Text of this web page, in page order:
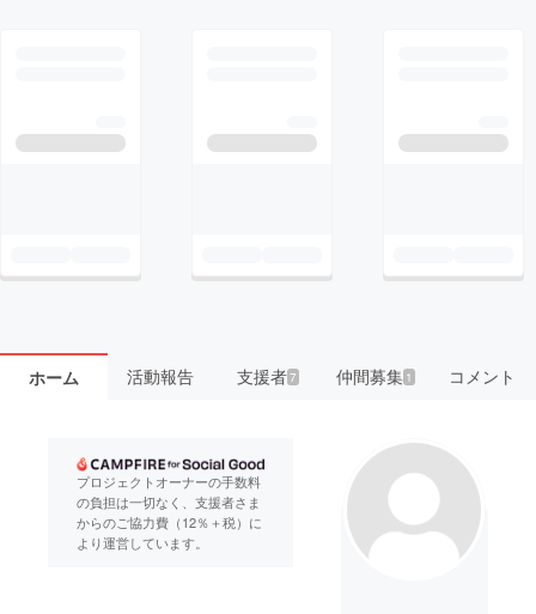
ホーム 活動報告 支援者7 仲間募集 1 コメント
プロジェクトオーナーの手数料
の負担は一切なく、支援者さま
からのご協力費（12％＋税）に
より運営しています。